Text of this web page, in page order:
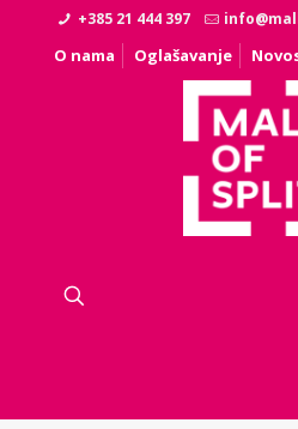
+385 21 444 397
O nama Oglašavanje